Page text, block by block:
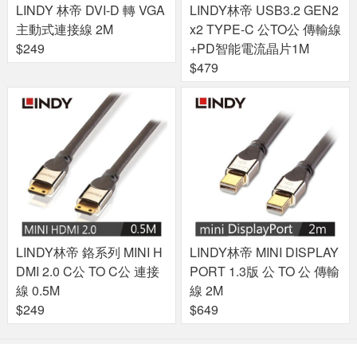
LINDY 林帝 DVI-D 轉 VGA
主動式連接線 2M
$249
LINDY林帝 USB3.2 GEN2
x2 TYPE-C 公TO公 傳輸線
+PD智能電流晶片1M
$479
LINDY林帝 鉻系列 MINI H
DMI 2.0 C公 TO C公 連接
線 0.5M
$249
LINDY林帝 MINI DISPLAY
PORT 1.3版 公 TO 公 傳輸
線 2M
$649